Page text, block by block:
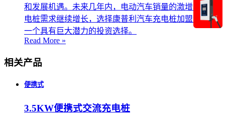
和发展机遇。未来几年内，电动汽车销量的激增将使充
电桩需求继续增长，选择康普利汽车充电桩加盟无疑是
一个具有巨大潜力的投资选择。
Read More »
相关产品
便携式
3.5KW便携式交流充电桩